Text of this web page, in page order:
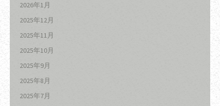
2026年1月
2025年12月
2025年11月
2025年10月
2025年9月
2025年8月
2025年7月